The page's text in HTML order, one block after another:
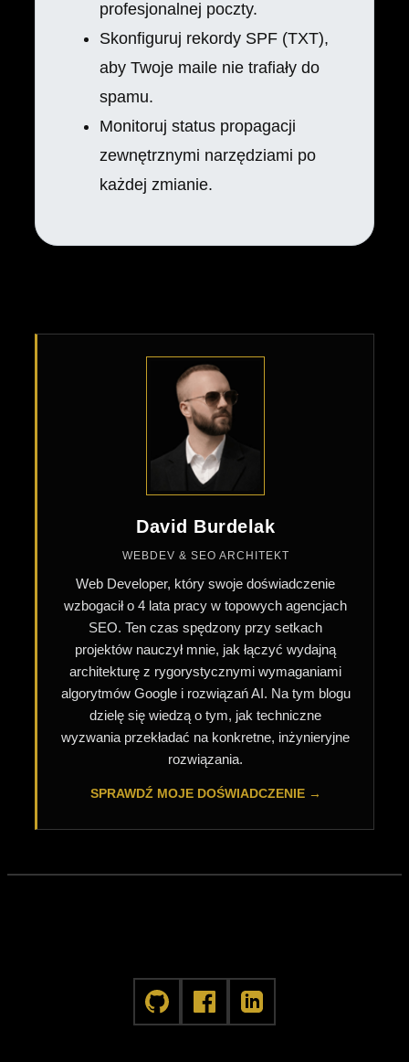
profesjonalnej poczty.
Skonfiguruj rekordy SPF (TXT),
aby Twoje maile nie trafiały do
spamu.
Monitoruj status propagacji
zewnętrznymi narzędziami po
każdej zmianie.
David Burdelak
WEBDEV & SEO ARCHITEKT
Web Developer, który swoje doświadczenie
wzbogacił o 4 lata pracy w topowych agencjach
SEO. Ten czas spędzony przy setkach
projektów nauczył mnie, jak łączyć wydajną
architekturę z rygorystycznymi wymaganiami
algorytmów Google i rozwiązań AI. Na tym blogu
dzielę się wiedzą o tym, jak techniczne
wyzwania przekładać na konkretne, inżynieryjne
rozwiązania.
SPRAWDŹ MOJE DOŚWIADCZENIE →